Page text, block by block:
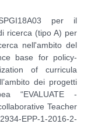
per il
ricerca (tipo A) per
nell'ambito del
base for policy-
of curricula
dei progetti
“EVALUATE -
Teacher
EPP-1-2016-2-